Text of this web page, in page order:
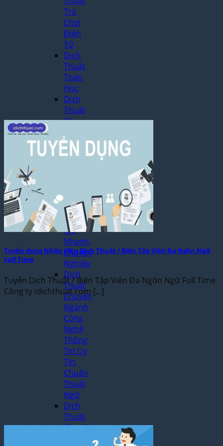
Trò
Chơi
Điện
Tử
Dịch
Thuật
Toán
Học
Dịch
Thuật
Xây
Hồ Sơ
Dự
Chuyên
Ngành
Dầu
Khí
Nhanh,
Chuyên
Nghiệp
Dịch
Thuật
Chuyên
Ngành
Công
Nghệ
Thông
Tin Uy
Tín,
Chuẩn
Thuật
Ngữ
Dịch
Thuật
Chuyên
Tuyển dụng Nhân Viên Dịch Thuật / Biên Tập Viên Đa Ngôn Ngữ
Full Time
Tuyển Dịch Thuật / Biên Tập Viên Đa Ngôn Ngữ Full Time
Công ty idichthuat.com [...]